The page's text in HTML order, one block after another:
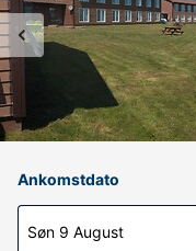
Ankomstdato
Søn 9 August